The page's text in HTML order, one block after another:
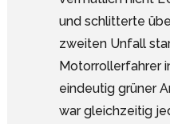
und schlitterte
zweiten Unfall
Motorrollerfahrer
eindeutig grüner
war gleichzeitig